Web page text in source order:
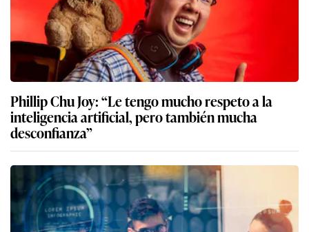
Phillip Chu Joy: “Le tengo mucho respeto a la
inteligencia artificial, pero también mucha
desconfianza”